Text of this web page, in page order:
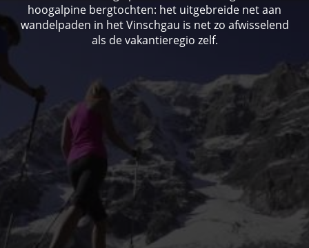
hoogalpine bergtochten: het uitgebreide net aan
wandelpaden in het Vinschgau is net zo afwisselend
als de vakantieregio zelf.